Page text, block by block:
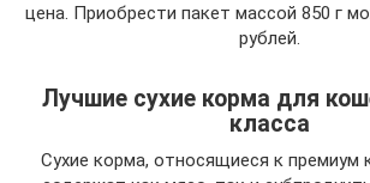
цена. Приобрести пакет массой 850 г
рублей.
Лучшие сухие корма для
класса
Сухие корма, относящиеся к премиум